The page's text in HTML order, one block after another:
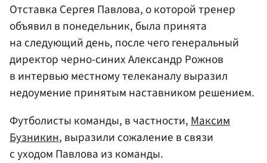
Отставка Сергея Павлова, о которой тренер
объявил в понедельник, была принята
на следующий день, после чего генеральный
директор черно-синихАлександр Рожнов
в интервью местному телеканалу выразил
недоумение принятым наставником решением.
Футболисты команды, в частности,Максим
Бузникин, выразили сожаление в связи
с уходом Павлова из команды.